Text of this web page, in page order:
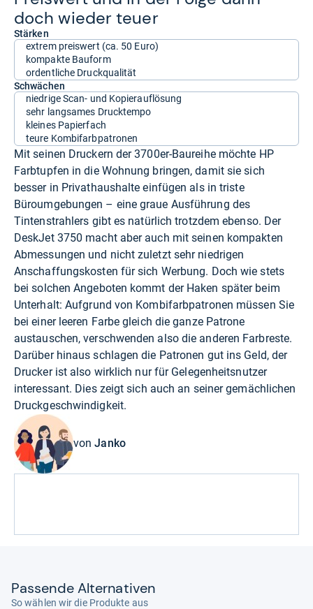
doch wie­der teuer
Stärken
extrem preiswert (ca. 50 Euro)
kompakte Bauform
ordentliche Druckqualität
Schwächen
niedrige Scan- und Kopierauflösung
sehr langsames Drucktempo
kleines Papierfach
teure Kombifarbpatronen
Mit seinen Druckern der 3700er-Baureihe möchte HP
Farbtupfen in die Wohnung bringen, damit sie sich
besser in Privathaushalte einfügen als in triste
Büroumgebungen – eine graue Ausführung des
Tintenstrahlers gibt es natürlich trotzdem ebenso. Der
DeskJet 3750 macht aber auch mit seinen kompakten
Abmessungen und nicht zuletzt sehr niedrigen
Anschaffungskosten für sich Werbung. Doch wie stets
bei solchen Angeboten kommt der Haken später beim
Unterhalt: Aufgrund von Kombifarbpatronen müssen Sie
bei einer leeren Farbe gleich die ganze Patrone
austauschen, verschwenden also die anderen Farbreste.
Darüber hinaus schlagen die Patronen gut ins Geld, der
Drucker ist also wirklich nur für Gelegenheitsnutzer
interessant. Dies zeigt sich auch an seiner gemächlichen
Druckgeschwindigkeit.
vonJanko
Pas­sende Alter­na­ti­ven
So wählen wir die Produkte aus